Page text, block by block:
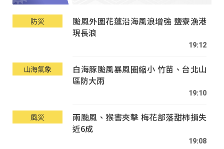
防災
颱風外圍花蓮沿海風浪增強 鹽寮漁港
現長浪
19:12
山海氣象
白海豚颱風暴風圈縮小 竹苗、台北山
區防大雨
19:10
風災
兩颱風、猴害夾擊 梅花部落甜柿損失
近6成
19:08